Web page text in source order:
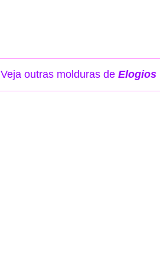
Veja outras molduras de Elogios